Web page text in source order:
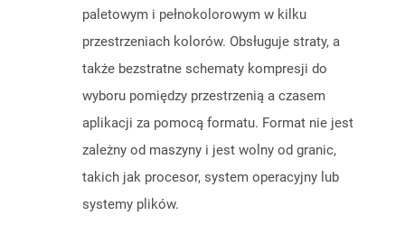
paletowym i pełnokolorowym w kilku
przestrzeniach kolorów. Obsługuje straty, a
także bezstratne schematy kompresji do
wyboru pomiędzy przestrzenią a czasem
aplikacji za pomocą formatu. Format nie jest
zależny od maszyny i jest wolny od granic,
takich jak procesor, system operacyjny lub
systemy plików.